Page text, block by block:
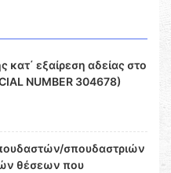
εξαίρεση αδείας στο
NUMBER 304678)
σπουδαστριών
θέσεων που